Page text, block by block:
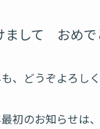
まして おめで
、どうぞよろし
初のお知らせは